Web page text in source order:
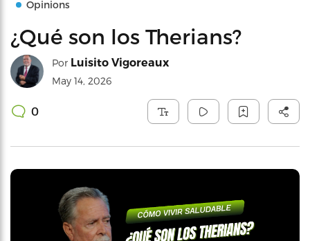
Opinions
¿Qué son los Therians?
Por Luisito Vigoreaux
May 14, 2026
0